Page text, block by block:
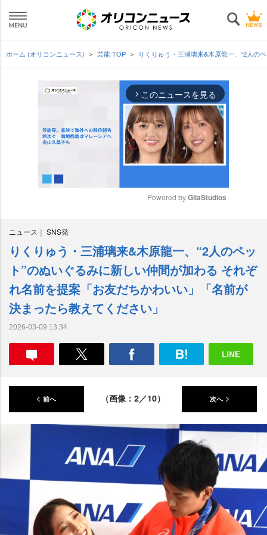
ホーム (オリコンニュース) 芸能 TOP りくりゅう・三浦璃来&木原龍一、“2人の
arrow_forward_ios このニュースを見る
e
Powered by GliaStudios
ニュース SNS発
りくりゅう・三浦璃来&木原龍一、“2人のペッ
ト”のぬいぐるみに新しい仲間が加わる それぞ
れ名前を提案「お友だちかわいい」「名前が
決まったら教えてください」
2026-03-09 13:34
前へ （画像：2／10） 次へ